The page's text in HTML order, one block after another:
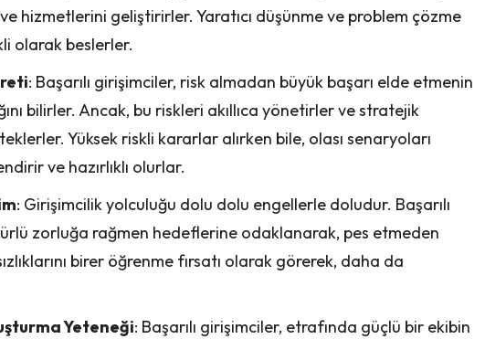
hizmetlerini geliştirirler. Yaratıcı düşünme ve problem çözme
olarak beslerler.
: Başarılı girişimciler, risk almadan büyük başarı elde etmenin
bilirler. Ancak, bu riskleri akıllıca yönetirler ve stratejik
Yüksek riskli kararlar alırken bile, olası senaryoları
ve hazırlıklı olurlar.
: Girişimcilik yolculuğu dolu dolu engellerle doludur. Başarılı
zorluğa rağmen hedeflerine odaklanarak, pes etmeden
birer öğrenme fırsatı olarak görerek, daha da
Yeteneği: Başarılı girişimciler, etrafında güçlü bir ekibin